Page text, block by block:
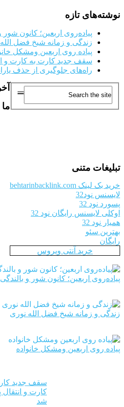
نوشته‌های تازه
پیاده‌روی اربعین؛ کانون شور
زندگی و زمانه شیخ فضل
پیاده روی اربعین ومشکل
سقف جدید کارت به کارت و
راه‌های جلوگیری از حذف
ما
تبلیغات متنی
خرید بک لینک behtarinbacklink.com
لایسنس نود32
پسورد نود 32
اوکلی لایسنس رایگان نود 32
همیار نود 32
بهترین سئو
رایگان
خرید آنتی ویروس
پیاده‌روی اربعین؛ کانون شور و
زندگی و زمانه شیخ فضل الله نوری
پیاده روی اربعین ومشکل خانواده
سقف جدید
کارت و انتقال
شد